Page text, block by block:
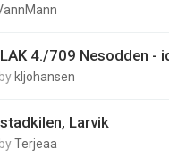
4./709 Nesodden -
by kljohansen
Larvik
byTerjeaa